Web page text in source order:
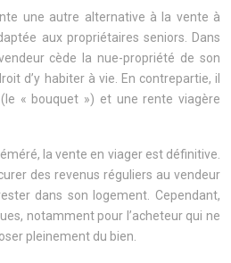
une autre alternative à la vente à
aux propriétaires seniors. Dans
cède la nue-propriété de son
d’y habiter à vie. En contrepartie, il
« bouquet ») et une rente viagère
la vente en viager est définitive.
des revenus réguliers au vendeur
dans son logement. Cependant,
notamment pour l’acheteur qui ne
pleinement du bien.